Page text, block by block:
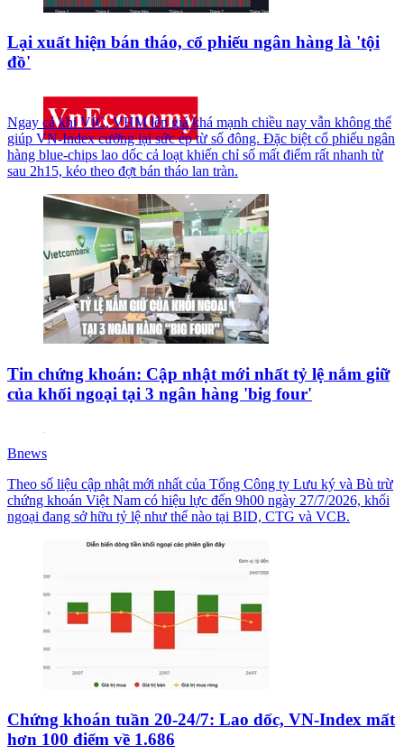
Lại xuất hiện bán tháo, cổ phiếu ngân hàng là 'tội
đồ'
Ngay cả khi VIC, VHM lên giá khá mạnh chiều nay vẫn không thể
giúp VN-Index cưỡng lại sức ép từ số đông. Đặc biệt cổ phiếu ngân
hàng blue-chips lao dốc cả loạt khiến chỉ số mất điểm rất nhanh từ
sau 2h15, kéo theo đợt bán tháo lan tràn.
Tin chứng khoán: Cập nhật mới nhất tỷ lệ nắm giữ
của khối ngoại tại 3 ngân hàng 'big four'
Bnews
Theo số liệu cập nhật mới nhất của Tổng Công ty Lưu ký và Bù trừ
chứng khoán Việt Nam có hiệu lực đến 9h00 ngày 27/7/2026, khối
ngoại đang sở hữu tỷ lệ như thế nào tại BID, CTG và VCB.
Chứng khoán tuần 20-24/7: Lao dốc, VN-Index mất
hơn 100 điểm về 1.686